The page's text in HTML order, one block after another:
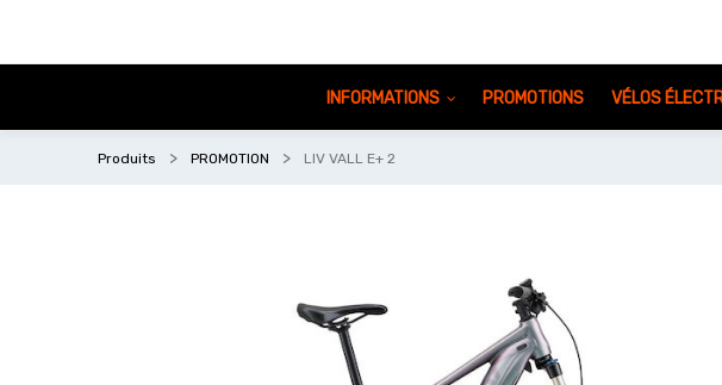
INFORMATIONS PROMOTIONS VÉLOS
Produits PROMOTION LIV VALL E+ 2